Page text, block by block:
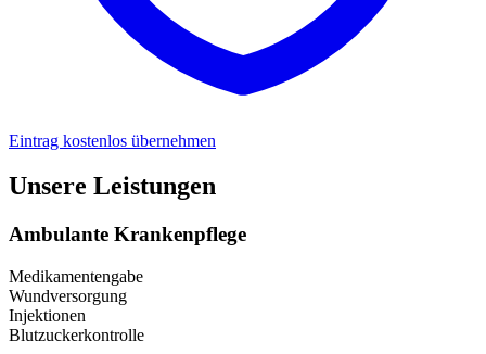
Eintrag kostenlos übernehmen
Unsere Leistungen
Ambulante Krankenpflege
Medikamentengabe
Wundversorgung
Injektionen
Blutzuckerkontrolle